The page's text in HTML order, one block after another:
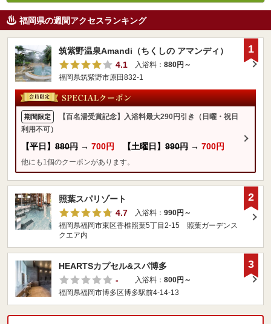
福岡県の週間アクセスランキング
筑紫野温泉Amandi（ちくしの アマンディ）
4.1
入浴料： 880円～
福岡県筑紫野市原田832-1
期間限定
【百名湯受賞記念】入浴料最大290円引き（日曜・祝日
利用不可）
【平日】 880円 → 700円 【土曜日】 990円 → 700円
他にも1個のクーポンがあります。
1
照葉スパリゾート
4.7
入浴料： 990円～
福岡県福岡市東区香椎照葉5丁目2-15 照葉ガーデンス
クエア内
2
HEARTSカプセル&スパ博多
-
入浴料： 800円～
福岡県福岡市博多区博多駅前4-14-13
3